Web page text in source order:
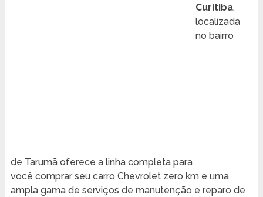
Curitiba,
localizada
no bairro
de Tarumã oferece a linha completa para
você comprar seu carro Chevrolet zero km e uma
ampla gama de serviços de manutenção e reparo de